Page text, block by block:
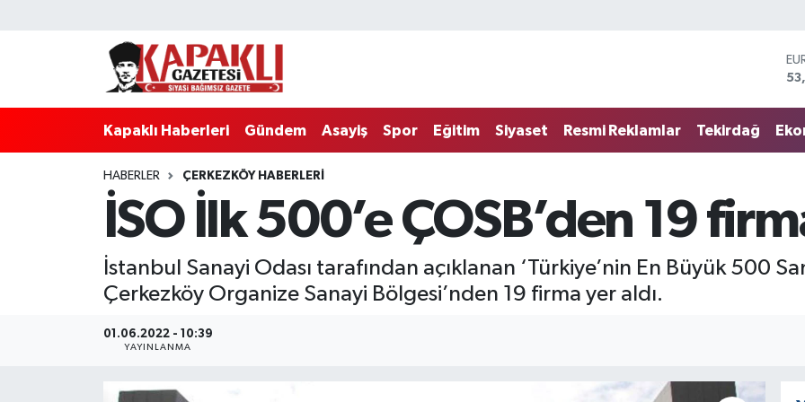
Kapaklı Haberleri Gündem Asayiş Spor Eğitim Siyaset Resmi Reklamlar Tekirdağ
HABERLER ÇERKEZKÖY HABERLERI
İSO İlk 500’e ÇOSB’den 19
İstanbul Sanayi Odası tarafından açıklanan ‘Türkiye’nin En Büyük 500
Çerkezköy Organize Sanayi Bölgesi’nden 19 firma yer aldı.
01.06.2022 - 10:39
YAYINLANMA
Kapaklı Haberleri
Resmi Reklamlar
Tekirdağ Nöbetçi Eczaneler
Tekirdağ Trafik Yoğunluk Haritası
Tüm Manşetler
Son Dakika Haberleri
Haber Arşivi